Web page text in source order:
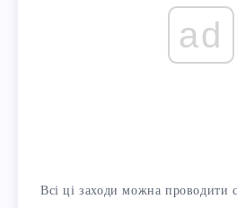
ad
Всі ці заходи можна проводити